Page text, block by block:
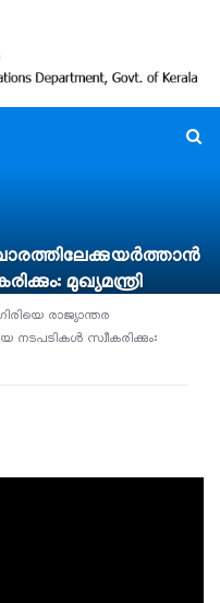
മുഖ്യമന്ത്രി
രാജ്യാന്തര
നടപടികൾ സ്വീകരിക്കും: